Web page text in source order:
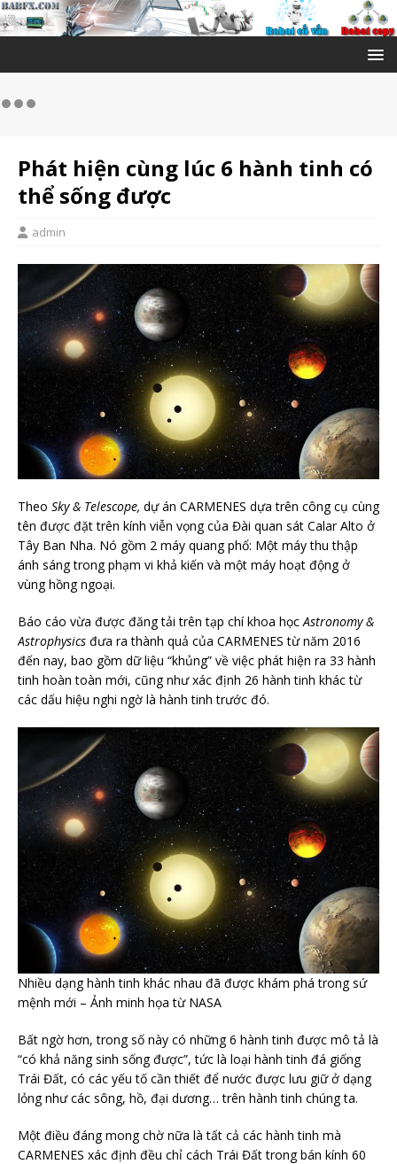
Phát hiện cùng lúc 6 hành tinh có
thể sống được
admin
Theo Sky & Telescope, dự án CARMENES dựa trên công cụ cùng
tên được đặt trên kính viễn vọng của Đài quan sát Calar Alto ở
Tây Ban Nha. Nó gồm 2 máy quang phổ: Một máy thu thập
ánh sáng trong phạm vi khả kiến và một máy hoạt động ở
vùng hồng ngoại.
Báo cáo vừa được đăng tải trên tạp chí khoa họcAstronomy &
Astrophysics đưa ra thành quả của CARMENES từ năm 2016
đến nay, bao gồm dữ liệu “khủng” về việc phát hiện ra 33 hành
tinh hoàn toàn mới, cũng như xác định 26 hành tinh khác từ
các dấu hiệu nghi ngờ là hành tinh trước đó.
Nhiều dạng hành tinh khác nhau đã được khám phá trong sứ
mệnh mới – Ảnh minh họa từ NASA
Bất ngờ hơn, trong số này có những 6 hành tinh được mô tả là
“có khả năng sinh sống được”, tức là loại hành tinh đá giống
Trái Đất, có các yếu tố cần thiết để nước được lưu giữ ở dạng
lỏng như các sông, hồ, đại dương… trên hành tinh chúng ta.
Một điều đáng mong chờ nữa là tất cả các hành tinh mà
CARMENES xác định đều chỉ cách Trái Đất trong bán kính 60